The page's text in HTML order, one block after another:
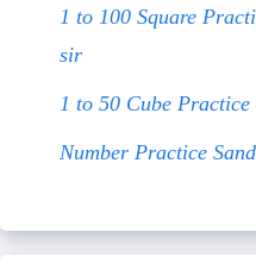
1 to 100 Square
sir
1 to 50 Cube Practice
Number Practice